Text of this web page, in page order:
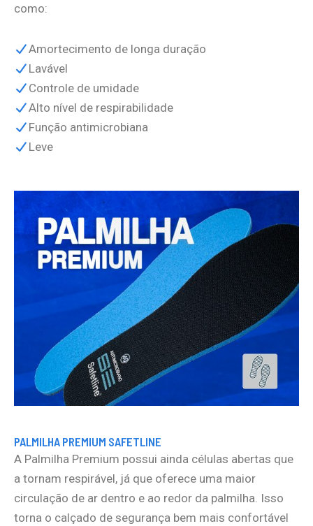
como:
Amortecimento de longa duração
Lavável
Controle de umidade
Alto nível de respirabilidade
Função antimicrobiana
Leve
PALMILHA PREMIUM SAFETLINE
A Palmilha Premium possui ainda células abertas que
a tornam respirável, já que oferece uma maior
circulação de ar dentro e ao redor da palmilha. Isso
torna o calçado de segurança bem mais confortável